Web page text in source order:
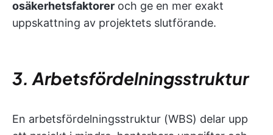
osäkerhetsfaktorer och ge en mer exakt
uppskattning av projektets slutförande.
3. Arbetsfördelningsstruktur
En arbetsfördelningsstruktur (WBS) delar upp